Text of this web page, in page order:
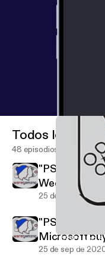
"PS5 Pricing
Ware Gaming
Todos los
48 episodios
"PS5 Hopes
Weekly
25 de sep de 2020
"PS5 Pricing
Microsoft
News
25 de sep de